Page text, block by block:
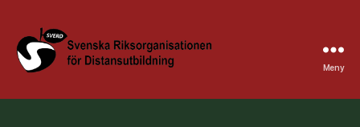
Höstkonferens
Meny